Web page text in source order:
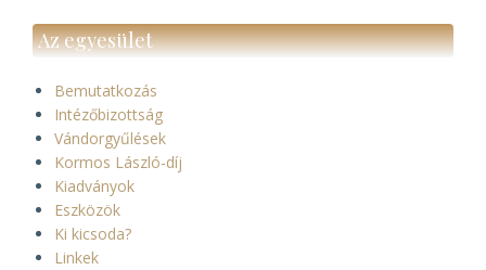
Az egyesület
Bemutatkozás
Intézőbizottság
Vándorgyűlések
Kormos László-díj
Kiadványok
Eszközök
Ki kicsoda?
Linkek